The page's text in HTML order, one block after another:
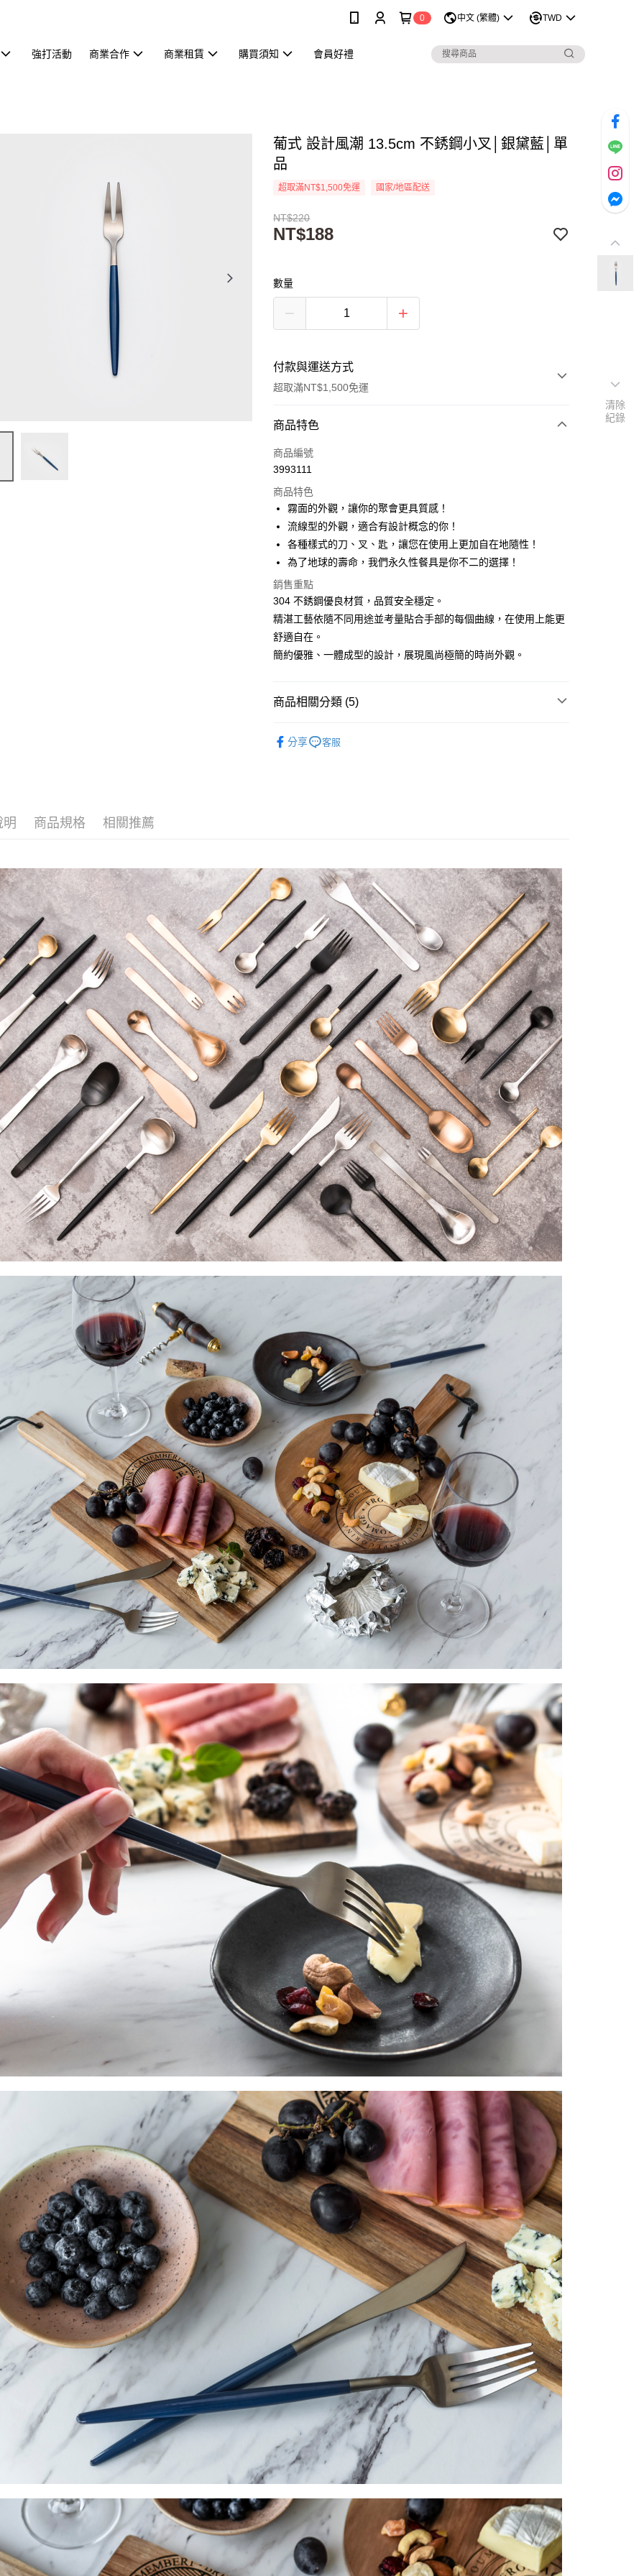
0 中文 (繁體) TWD
強打活動 商業合作 商業租賃 購買須知 會員好禮
葡式 設計風潮 13.5cm 不銹鋼小叉│銀黛藍│單
品
超取滿NT$1,500免運 國家/地區配送
NT$220
NT$188
數量
付款與運送方式
超取滿NT$1,500免運
付款方式
信用卡一次付款
Apple Pay
街口支付
悠遊付
AFTEE先享後付
相關說明
【關於「AFTEE先享後付」】
便利好安心！
１．簡單：不需註冊會員、不需綁卡、不需儲值。
【「AFTEE先享後付」結帳流程】
２．訂單成立數日內，您將收到繳費通知簡訊。
【注意事項】
１．透過由恩沛科技股份有限公司提供之「AFTEE先享後付」服務完成之
交易，需依本服務之必要範圍內提供個人資料，並將交易相關給付款項請
求債權轉讓予恩沛科技股份有限公司。
２．關於個人資料處理事宜，請瀏覽以下網址：
https://aftee.tw/terms/#terms3
３．未成年的使用者請事先徵得法定代理人或監護人之同意方可使用
「AFTEE先享後付」，若未經同意申辦者引起之損失，本公司不負相關責
任。
４．使用「AFTEE先享後付」時，將依據個別帳號之用戶狀況，依本公司
即時審查核予不同之上限額度；若仍有額度不足之情形，本公司將視審查
結果請求用戶進行身份認證。
５．嚴禁一人註冊多個帳號或使用他人資訊註冊。若發現惡意使用之情
形，恩沛科技股份有限公司將有權停止該用戶之使用額度並採取法律行
動。
ATM付款
全家取貨付款
7-11取貨付款
商品特色
商品編號
3993111
商品特色
霧面的外觀，讓你的聚會更具質感！
流線型的外觀，適合有設計概念的你！
各種樣式的刀、叉、匙，讓您在使用上更加自在地隨性！
為了地球的壽命，我們永久性餐具是你不二的選擇！
銷售重點
304 不銹鋼優良材質，品質安全穩定。
精湛工藝依隨不同用途並考量貼合手部的每個曲線，在使用上能更
舒適自在。
簡約優雅、一體成型的設計，展現風尚極簡的時尚外觀。
商品相關分類 (5)
分享 客服
明 商品規格 相關推薦
清除
紀錄